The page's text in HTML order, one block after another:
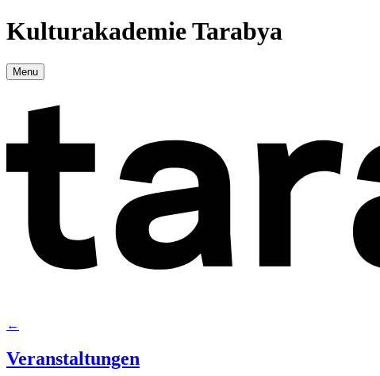
Kulturakademie Tarabya
Menu
←
Veranstaltungen